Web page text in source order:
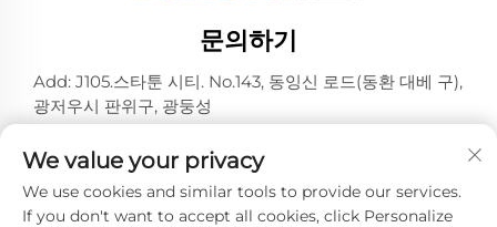
문의하기
Add: J105.스타툰 시티. No.143, 동잉신 로드(동환 대베 구),
광저우시 판위구, 광둥성
이메일:[email protected]
We value your privacy
We use cookies and similar tools to provide our services.
If you don't want to accept all cookies, click Personalize